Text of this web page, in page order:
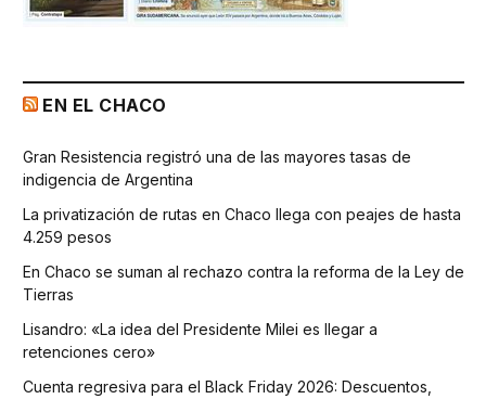
EN EL CHACO
Gran Resistencia registró una de las mayores tasas de
indigencia de Argentina
La privatización de rutas en Chaco llega con peajes de hasta
4.259 pesos
En Chaco se suman al rechazo contra la reforma de la Ley de
Tierras
Lisandro: «La idea del Presidente Milei es llegar a
retenciones cero»
Cuenta regresiva para el Black Friday 2026: Descuentos,